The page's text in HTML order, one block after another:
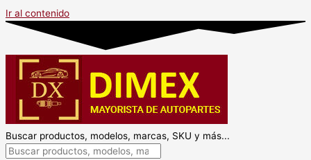
Ir al contenido
Buscar productos, modelos, marcas, SKU y más...